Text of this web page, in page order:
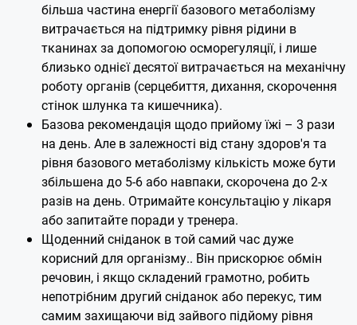
більша частина енергії базового метаболізму
витрачається на підтримку рівня рідини в
тканинах за допомогою осморегуляції, і лише
близько однієї десятої витрачається на механічну
роботу органів (серцебиття, дихання, скорочення
стінок шлунка та кишечника).
Базова рекомендація щодо прийому їжі – 3 рази
на день. Але в залежності від стану здоров'я та
рівня базового метаболізму кількість може бути
збільшена до 5-6 або навпаки, скорочена до 2-х
разів на день. Отримайте консультацію у лікаря
або запитайте поради у тренера.
Щоденний сніданок в той самий час дуже
корисний для організму.. Він прискорює обмін
речовин, і якщо складений грамотно, робить
непотрібним другий сніданок або перекус, тим
самим захищаючи від зайвого підйому рівня